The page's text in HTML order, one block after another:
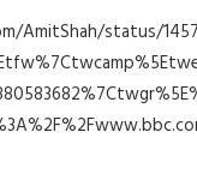
status/